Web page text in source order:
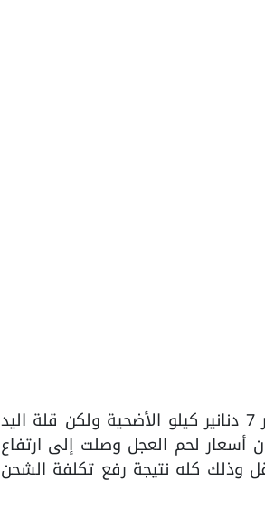
وأشار حميدة إلى أن الأسعار مقارنة بالعام الماضي ثابتة لم تتغير 7 دنانير كيلو الأضحية ولكن قلة اليد
أسعار لحم العجل وصلت إلى ارتفاع
مقارنة بالعام الماضي الذي كان من 50 لـ 45 شيقل وذلك كله نتيجة رفع تكلفة الشحن